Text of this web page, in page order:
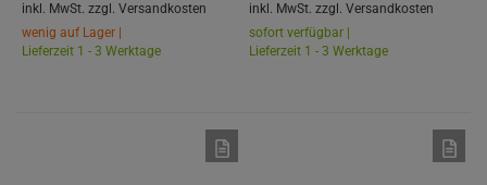
inkl. MwSt. zzgl. Versandkosten
wenig auf Lager |
Lieferzeit 1 - 3 Werktage
inkl. MwSt. zzgl. Versandkosten
sofort verfügbar |
Lieferzeit 1 - 3 Werktage